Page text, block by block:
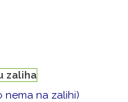
zaliha
nema na zalihi)